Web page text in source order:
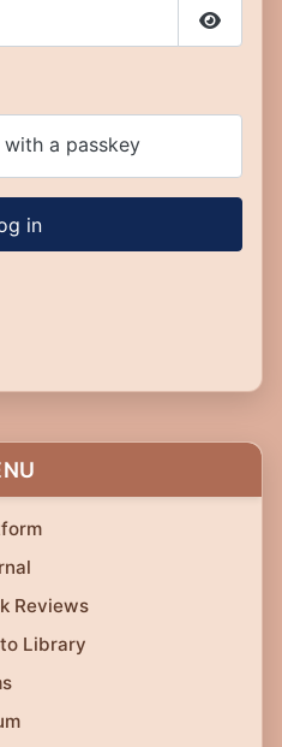
Show
with a passkey
in
Reviews
Library